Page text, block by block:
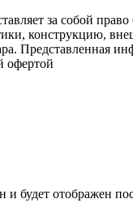
за собой
конструкцию,
Представленная
офертой
и будет отображен